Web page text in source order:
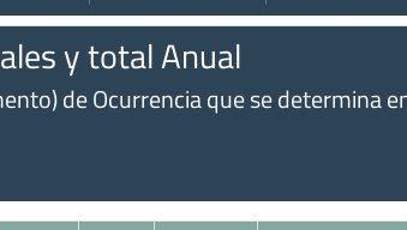
y total Anual
de Ocurrencia que se determina